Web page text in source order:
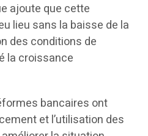
ajoute que cette
lieu sans la baisse de la
des conditions de
la croissance
bancaires ont
et l’utilisation des